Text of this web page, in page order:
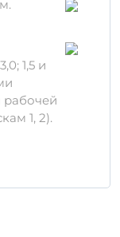
что
свойств
1,5 и
рабочей
1, 2).